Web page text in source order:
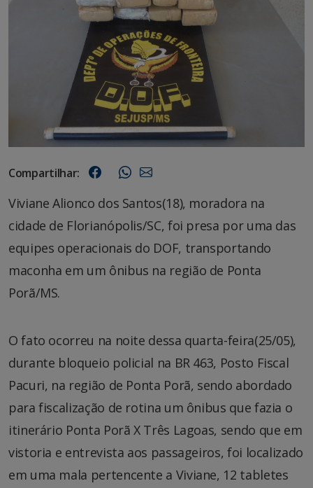
Compartilhar:
Viviane Alionco dos Santos(18), moradora na
cidade de Florianópolis/SC, foi presa por uma das
equipes operacionais do DOF, transportando
maconha em um ônibus na região de Ponta
Porã/MS.
O fato ocorreu na noite dessa quarta-feira(25/05),
durante bloqueio policial na BR 463, Posto Fiscal
Pacuri, na região de Ponta Porã, sendo abordado
para fiscalização de rotina um ônibus que fazia o
itinerário Ponta Porã X Três Lagoas, sendo que em
vistoria e entrevista aos passageiros, foi localizado
em uma mala pertencente a Viviane, 12 tabletes